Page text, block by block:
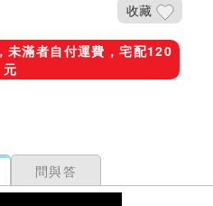
收藏
未滿者自付運費，宅配120
元
問與答